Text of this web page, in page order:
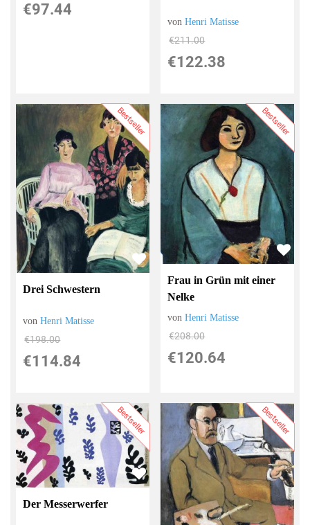
€97.44
vonHenri Matisse
€211.00
€122.38
Bestseller
Drei Schwestern
vonHenri Matisse
€198.00
€114.84
Bestseller
Frau in Grün mit einer
Nelke
vonHenri Matisse
€208.00
€120.64
Bestseller
Der Messerwerfer
Bestseller